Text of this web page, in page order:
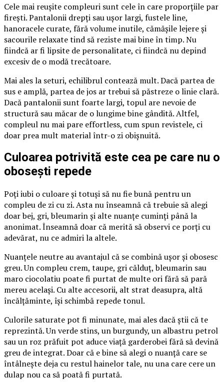
Cele mai reușite compleuri sunt cele în care proporțiile par
firești. Pantalonii drepți sau ușor largi, fustele line,
hanoracele curate, fără volume inutile, cămășile lejere și
sacourile relaxate tind să reziste mai bine în timp. Nu
fiindcă ar fi lipsite de personalitate, ci fiindcă nu depind
excesiv de o modă trecătoare.
Mai ales la seturi, echilibrul contează mult. Dacă partea de
sus e amplă, partea de jos ar trebui să păstreze o linie clară.
Dacă pantalonii sunt foarte largi, topul are nevoie de
structură sau măcar de o lungime bine gândită. Altfel,
compleul nu mai pare effortless, cum spun revistele, ci
doar prea mult material într-o zi obișnuită.
Culoarea potrivită este cea pe care nu o
obosești repede
Poți iubi o culoare și totuși să nu fie bună pentru un
compleu de zi cu zi. Asta nu înseamnă că trebuie să alegi
doar bej, gri, bleumarin și alte nuanțe cuminți până la
anonimat. Înseamnă doar că merită să observi ce porți cu
adevărat, nu ce admiri la altele.
Nuanțele neutre au avantajul că se combină ușor și obosesc
greu. Un compleu crem, taupe, gri călduț, bleumarin sau
maro ciocolatiu poate fi purtat de multe ori fără să pară
mereu același. Cu alte accesorii, alt strat deasupra, altă
încălțăminte, își schimbă repede tonul.
Culorile saturate pot fi minunate, mai ales dacă știi că te
reprezintă. Un verde stins, un burgundy, un albastru petrol
sau un roz prăfuit pot aduce viață garderobei fără să devină
greu de integrat. Doar că e bine să alegi o nuanță care se
întâlnește deja cu restul hainelor tale, nu una care cere un
dulap nou ca să poată fi purtată.